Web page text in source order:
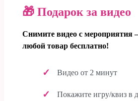
🎁 Подарок за видео
Снимите видео с мероприятия
любой товар бесплатно!
Видео от 2 минут
Покажите игру/квиз в